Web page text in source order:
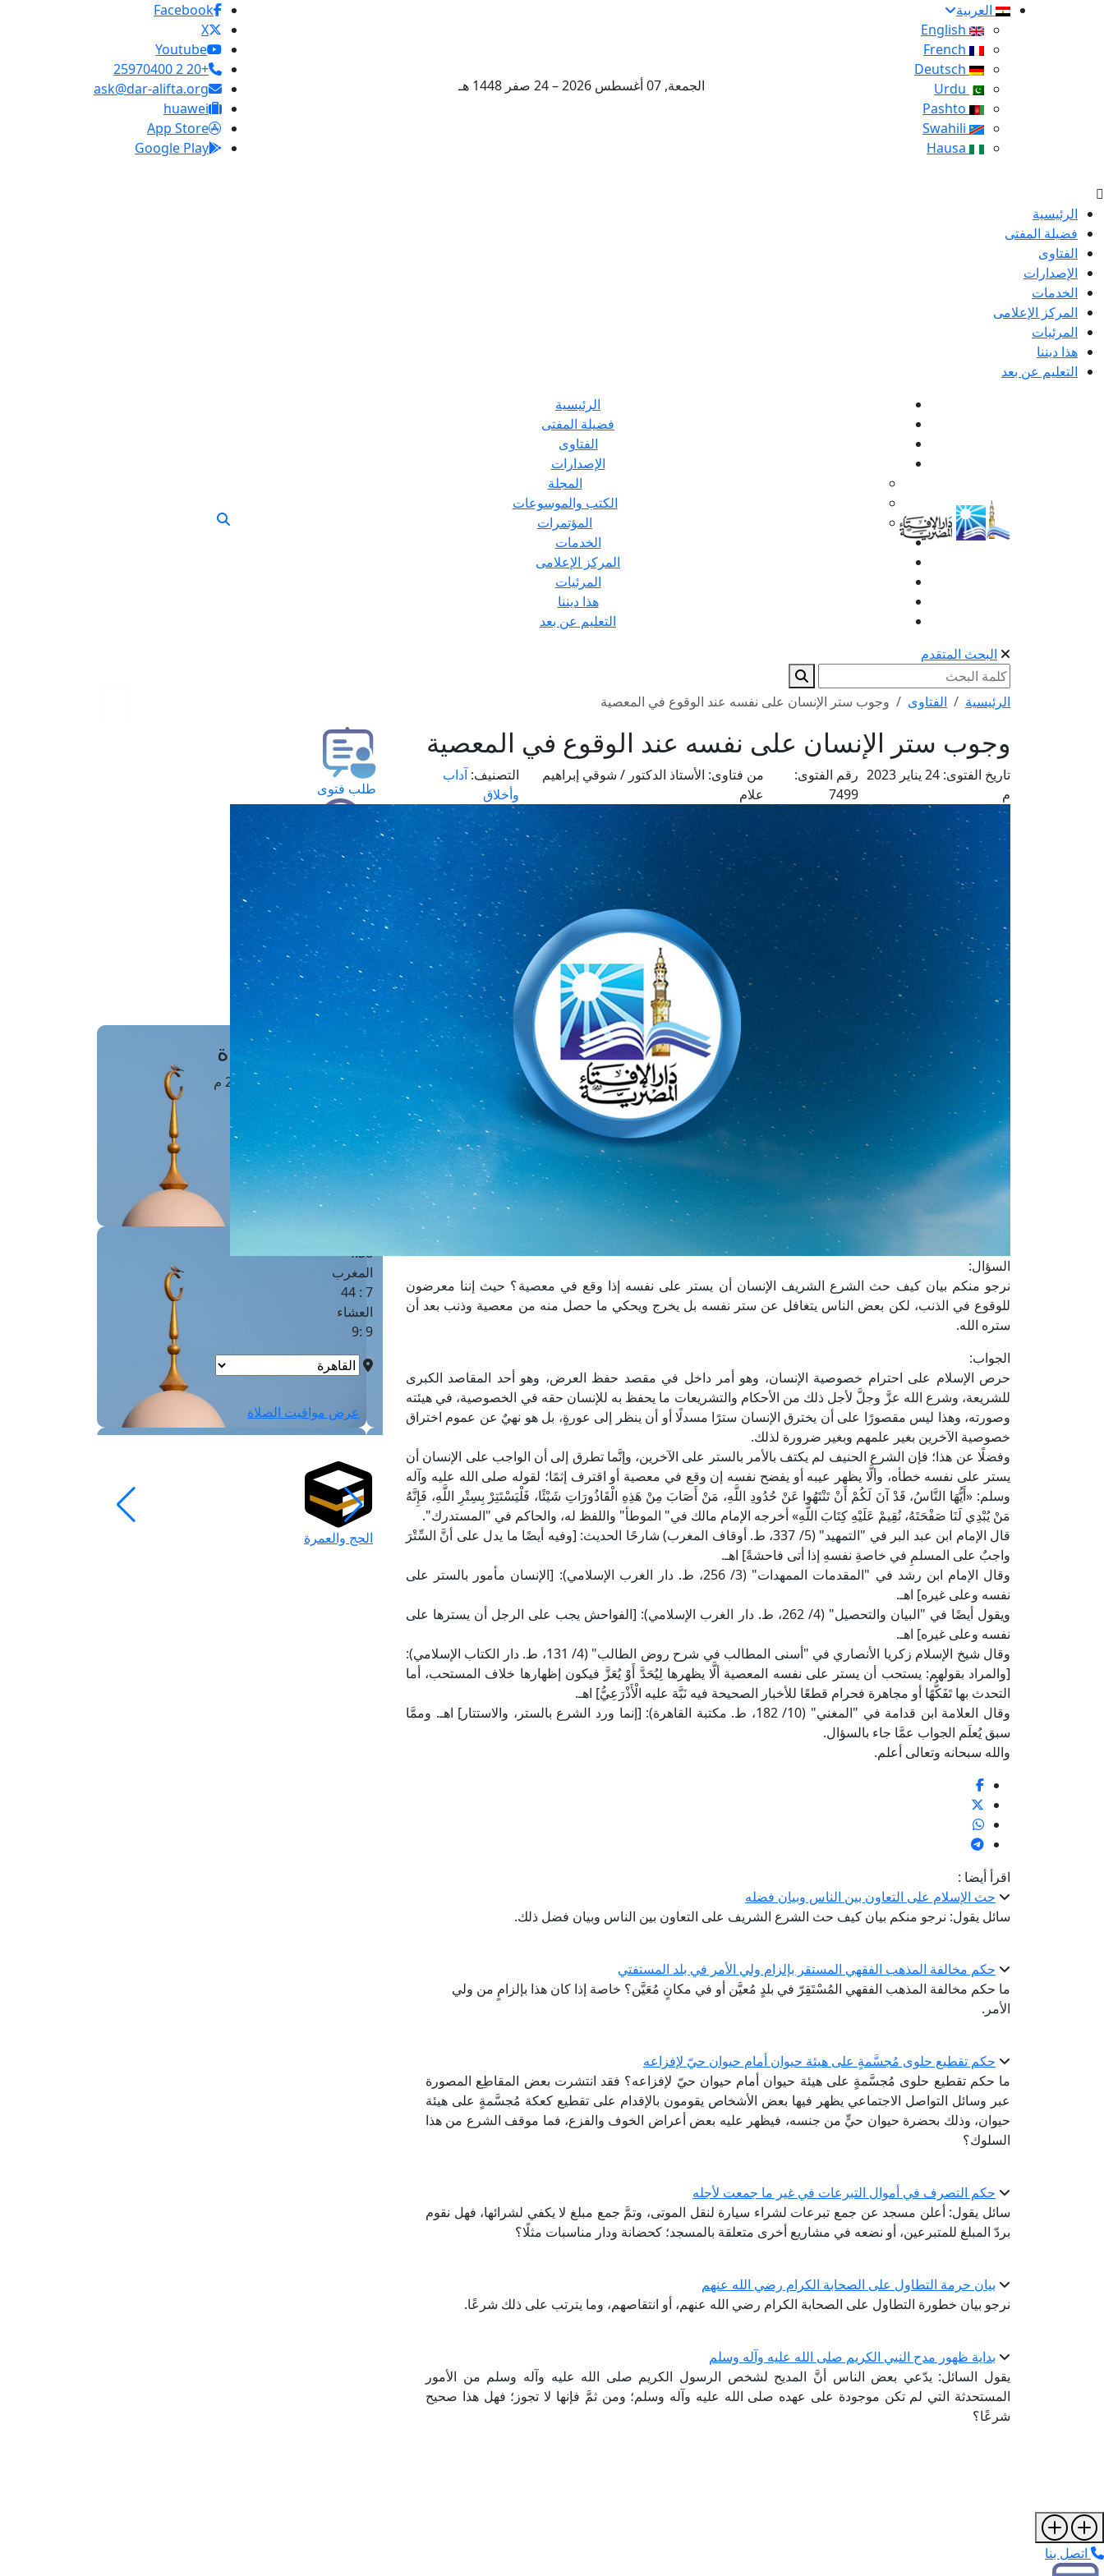
العربية
الجمعة, 07 أغسطس 2026 – 24 صفر 1448 هـ
Facebook
X
Youtube
+20 2 25970400
ask@dar-alifta.org
huawei
App Store
Google Play
الرئيسية
فضيلة المفتى
الفتاوى
الإصدارات
الخدمات
المركز الإعلامى
المرئيات
هذا ديننا
التعليم عن بعد
الرئيسية
فضيلة المفتى
الفتاوى
الإصدارات
المجلة
الكتب والموسوعات
المؤتمرات
الخدمات
المركز الإعلامى
المرئيات
هذا ديننا
التعليم عن بعد
البحث المتقدم
الرئيسية الفتاوى وجوب ستر الإنسان على نفسه عند الوقوع في المعصية
وجوب ستر الإنسان على نفسه عند الوقوع في المعصية
تاريخ الفتوى:
24 يناير 2023
م
رقم الفتوى:
7499
من فتاوى: الأستاذ الدكتور / شوقي إبراهيم
علام
التصنيف: آداب
وأخلاق
السؤال:
نرجو منكم بيان كيف حث الشرع الشريف الإنسان أن يستر على نفسه إذا وقع في معصية؟ حيث إننا معرضون
للوقوع في الذنب، لكن بعض الناس يتغافل عن ستر نفسه بل يخرج ويحكي ما حصل منه من معصية وذنب بعد أن
ستره الله.
الجواب:
حرص الإسلام على احترام خصوصية الإنسان، وهو أمر داخل في مقصد حفظ العرض، وهو أحد المقاصد الكبرى
للشريعة، وشرع الله عزَّ وجلَّ لأجل ذلك من الأحكام والتشريعات ما يحفظ به للإنسان حقه في الخصوصية، في هيئته
وصورته، وهذا ليس مقصورًا على أن يخترق الإنسان سترًا مسدلًا أو أن ينظر إلى عورةٍ، بل هو نهيٌ عن عموم اختراق
خصوصية الآخرين بغير علمهم وبغير ضرورة لذلك.
وفضلًا عن هذا؛ فإن الشرع الحنيف لم يكتف بالأمر بالستر على الآخرين، وإنَّما تطرق إلى أن الواجب على الإنسان أن
يستر على نفسه خطأه، وألَّا يظهر عيبه أو يفضح نفسه إن وقع في معصية أو اقترف إثمًا؛ لقوله صلى الله عليه وآله
وسلم: «أَيُّهَا النَّاسُ، قَدْ آنَ لَكُمْ أَنْ تَنْتَهُوا عَنْ حُدُودِ اللَّهِ، مَنْ أَصَابَ مِنْ هَذِهِ الْقَاذُورَاتِ شَيْئًا، فَلْيَسْتَتِرْ بِسِتْرِ اللَّهِ، فَإِنَّهُ
مَنْ يُبْدِي لَنَا صَفْحَتَهُ، نُقِيمْ عَلَيْهِ كِتَابَ اللَّهِ» أخرجه الإمام مالك في" الموطأ" واللفظ له، والحاكم في "المستدرك".
قال الإمام ابن عبد البر في "التمهيد" (5/ 337، ط. أوقاف المغرب) شارحًا الحديث: [وفيه أيضًا ما يدل على أنَّ السِّتْرَ
واجبٌ على المسلمِ في خاصةِ نفسهِ إذا أتى فاحشةً] اهـ.
وقال الإمام ابن رشد في "المقدمات الممهدات" (3/ 256، ط. دار الغرب الإسلامي): [الإنسان مأمور بالستر على
نفسه وعلى غيره] اهـ.
ويقول أيضًا في "البيان والتحصيل" (4/ 262، ط. دار الغرب الإسلامي): [الفواحش يجب على الرجل أن يسترها على
نفسه وعلى غيره] اهـ.
وقال شيخ الإسلام زكريا الأنصاري في "أسنى المطالب في شرح روض الطالب" (4/ 131، ط. دار الكتاب الإسلامي):
[والمراد بقولهم: يستحب أن يستر على نفسه المعصية ألَّا يظهرها لِيُحَدَّ أَوْ يُعَزَّ فيكون إظهارها خلاف المستحب، أما
التحدث بها تَفَكُّهًا أو مجاهرة فحرام قطعًا للأخبار الصحيحة فيه نَبَّهَ عليه الْأَذْرَعِيُّ] اهـ.
وقال العلامة ابن قدامة في "المغني" (10/ 182، ط. مكتبة القاهرة): [إنما ورد الشرع بالستر، والاستتار] اهـ. وممَّا
سبق يُعلَم الجواب عمَّا جاء بالسؤال.
والله سبحانه وتعالى أعلم.
اقرأ أيضا :
حث الإسلام على التعاون بين الناس وبيان فضله
سائل يقول: نرجو منكم بيان كيف حث الشرع الشريف على التعاون بين الناس وبيان فضل ذلك.
حكم مخالفة المذهب الفقهي المستقر بإلزام ولي الأمر في بلد المستفتي
ما حكم مخالفة المذهب الفقهي المُسْتَقِرّ في بلدٍ مُعيَّن أو في مكانٍ مُعَيَّن؟ خاصة إذا كان هذا بإلزامٍ من ولي
الأمر.
حكم تقطيع حلوى مُجسَّمةٍ على هيئة حيوان أمام حيوان حيّ لإفزاعه
ما حكم تقطيع حلوى مُجسَّمةٍ على هيئة حيوان أمام حيوان حيّ لإفزاعه؟ فقد انتشرت بعض المقاطِع المصورة
عبر وسائل التواصل الاجتماعي يظهر فيها بعض الأشخاص يقومون بالإقدام على تقطيع كعكة مُجسَّمةٍ على هيئة
حيوان، وذلك بحضرة حيوان حيٍّ من جنسه، فيظهر عليه بعض أعراض الخوف والفزع، فما موقف الشرع من هذا
السلوك؟
حكم التصرف في أموال التبرعات في غير ما جمعت لأجله
سائل يقول: أعلن مسجد عن جمع تبرعات لشراء سيارة لنقل الموتى، وتمَّ جمع مبلغ لا يكفي لشرائها، فهل نقوم
بردّ المبلغ للمتبرعين، أو نضعه في مشاريع أخرى متعلقة بالمسجد؛ كحضانة ودار مناسبات مثلًا؟
بيان حرمة التطاول على الصحابة الكرام رضي الله عنهم
نرجو بيان خطورة التطاول على الصحابة الكرام رضي الله عنهم، أو انتقاصهم، وما يترتب على ذلك شرعًا.
بداية ظهور مدح النبي الكريم صلى الله عليه وآله وسلم
يقول السائل: يدّعي بعض الناس أنَّ المديح لشخص الرسول الكريم صلى الله عليه وآله وسلم من الأمور
المستحدثة التي لم تكن موجودة على عهده صلى الله عليه وآله وسلم؛ ومن ثمَّ فإنها لا تجوز؛ فهل هذا صحيح
شرعًا؟
طلب فتوى
استعلام عن فتوى
حجز موعد
الفتوى الهاتفية
مَواقِيتُ الصَّـــلاة
القاهرة · 07 أغسطس 2026 م
4 :41
الشروق
6 :17
4:38
المغرب
7 : 44
العشاء
9 :9
عرض مواقيت الصلاة
الحج والعمرة
اتصل بنا